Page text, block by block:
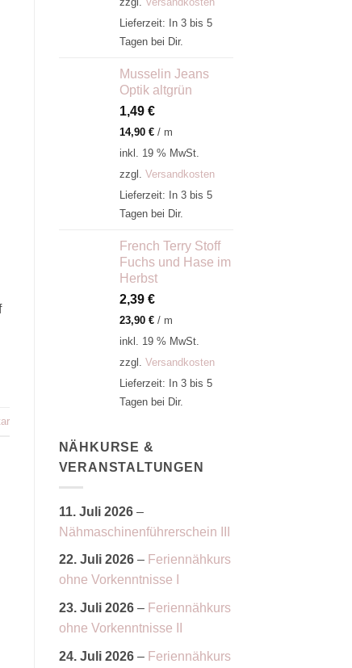
Lieferzeit:
In 3 bis 5
Tagen bei Dir.
Musselin Jeans
Optik altgrün
1,49 €
14,90 €/ m
inkl. 19 % MwSt.
zzgl. Versandkosten
Lieferzeit:
In 3 bis 5
Tagen bei Dir.
French Terry Stoff
Fuchs und Hase im
Herbst
2,39 €
23,90 €/ m
inkl. 19 % MwSt.
zzgl. Versandkosten
Lieferzeit:
In 3 bis 5
Tagen bei Dir.
NÄHKURSE &
VERANSTALTUNGEN
11. Juli 2026–
Nähmaschinenführerschein III
22. Juli 2026– Feriennähkurs
ohne Vorkenntnisse I
23. Juli 2026– Feriennähkurs
ohne Vorkenntnisse II
24. Juli 2026– Feriennähkurs